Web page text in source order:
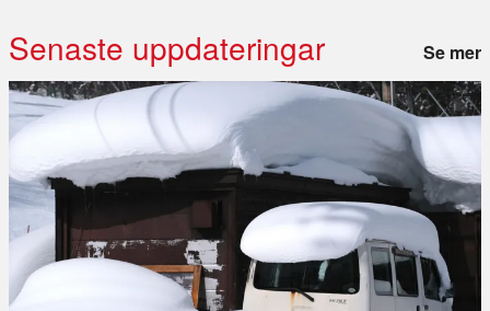
Senaste uppdateringar Se mer